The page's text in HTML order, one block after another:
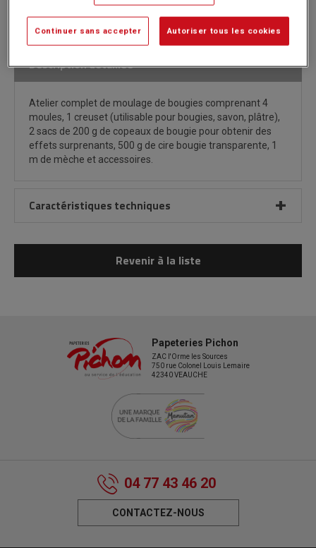
Description détaillée
Atelier complet de moulage de bougies comprenant 4
moules, 1 creuset (utilisable pour bougies, savon, plâtre),
2 sacs de 200 g de copeaux de bougie pour obtenir des
effets surprenants, 500 g de cire bougie transparente, 1
m de mèche et accessoires.
Caractéristiques techniques
Revenir à la liste
Papeteries Pichon
ZAC l'Orme les Sources
750 rue Colonel Louis Lemaire
42340 VEAUCHE
04 77 43 46 20
CONTACTEZ-NOUS
Continuer sans accepter Autoriser tous les cookies